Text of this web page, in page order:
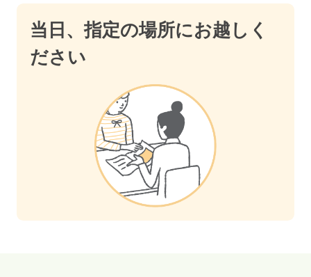
当日、指定の場所にお越しく
ださい